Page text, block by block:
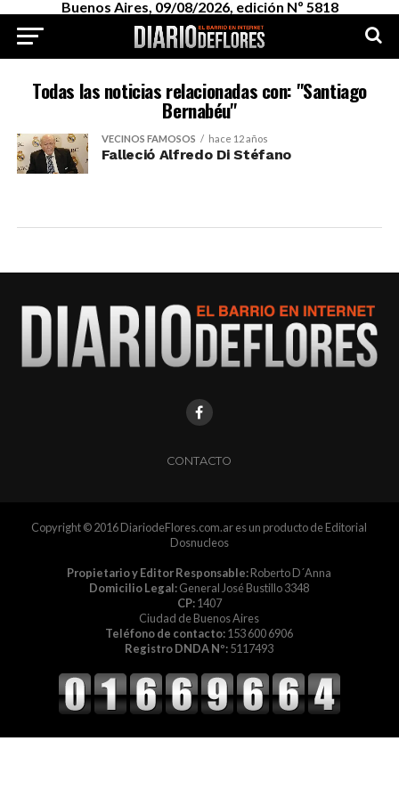
Buenos Aires, 09/08/2026, edición Nº 5818
Todas las noticias relacionadas con: "Santiago
Bernabéu"
VECINOS FAMOSOS hace 12 años
Falleció Alfredo Di Stéfano
CONTACTO
Copyright © 2016 DiariodeFlores.com.ar es un producto de Editorial
Dosnucleos
Propietario y Editor Responsable:Roberto D´Anna
Domicilio Legal:General José Bustillo 3348
CP:1407
Ciudad de Buenos Aires
Teléfono de contacto:153 600 6906
Registro DNDA Nº:5117493